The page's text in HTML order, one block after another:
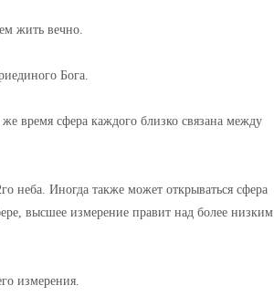
жить вечно.
Бога.
время сфера каждого близко связана между
неба. Иногда также может открываться сфера
высшее измерение правит над более низким
измерения.